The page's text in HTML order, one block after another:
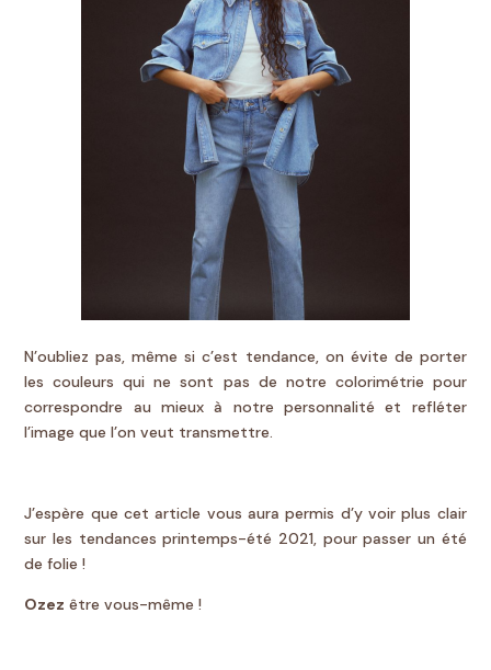
N’oubliez pas, même si c’est tendance, on évite de porter
les couleurs qui ne sont pas de notre colorimétrie pour
correspondre au mieux à notre personnalité et refléter
l’image que l’on veut transmettre.
J’espère que cet article vous aura permis d’y voir plus clair
sur les tendances printemps-été 2021, pour passer un été
de folie !
Ozez être vous-même !